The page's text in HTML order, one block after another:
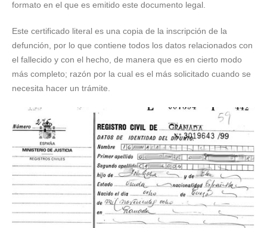
formato en el que es emitido este documento legal.
Este certificado literal es una copia de la inscripción de la
defunción, por lo que contiene todos los datos relacionados con
el fallecido y con el hecho, de manera que es en cierto modo
más completo; razón por la cual es el más solicitado cuando se
necesita hacer un trámite.